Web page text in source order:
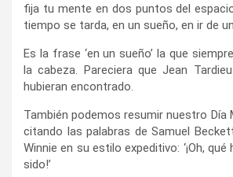
fija tu mente en dos puntos del
tiempo se tarda, en un sueño, en ir de
Es la frase ‘en un sueño’ la que
la cabeza. Pareciera que Jean
hubieran encontrado.
También podemos resumir nuestro Día
citando las palabras de Samuel
Winnie en su estilo expeditivo: ‘¡Oh,
sido!’